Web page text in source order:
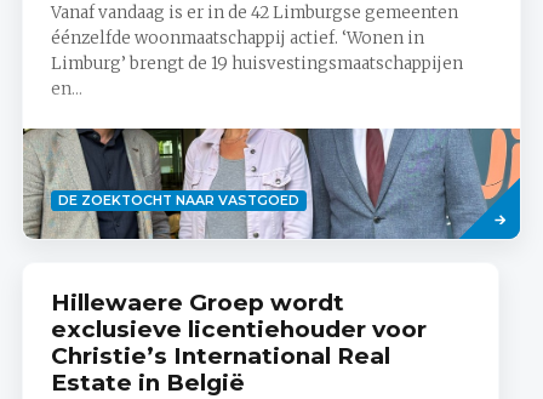
Vanaf vandaag is er in de 42 Limburgse gemeenten
éénzelfde woonmaatschappij actief. ‘Wonen in
Limburg’ brengt de 19 huisvestingsmaatschappijen
en...
DE ZOEKTOCHT NAAR VASTGOED
Lees
meer
Hillewaere Groep wordt
exclusieve licentiehouder voor
Christie’s International Real
Estate in België